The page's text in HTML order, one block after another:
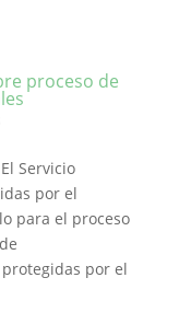
proceso de
Servicio
por el
para el proceso
por el